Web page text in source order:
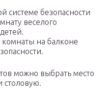
системе безопасности
веселого
комнаты на балконе
можно выбрать место
столовую.